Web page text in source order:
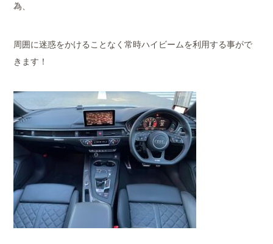
為、
周囲に迷惑をかけることなく常時ハイビームを利用する事がで
きます！